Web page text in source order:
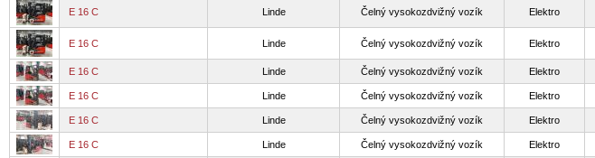
E 16 C Linde Čelný vysokozdvižný vozík Elektro
E 16 C Linde Čelný vysokozdvižný vozík Elektro
E 16 C Linde Čelný vysokozdvižný vozík Elektro
E 16 C Linde Čelný vysokozdvižný vozík Elektro
E 16 C Linde Čelný vysokozdvižný vozík Elektro
E 16 C Linde Čelný vysokozdvižný vozík Elektro